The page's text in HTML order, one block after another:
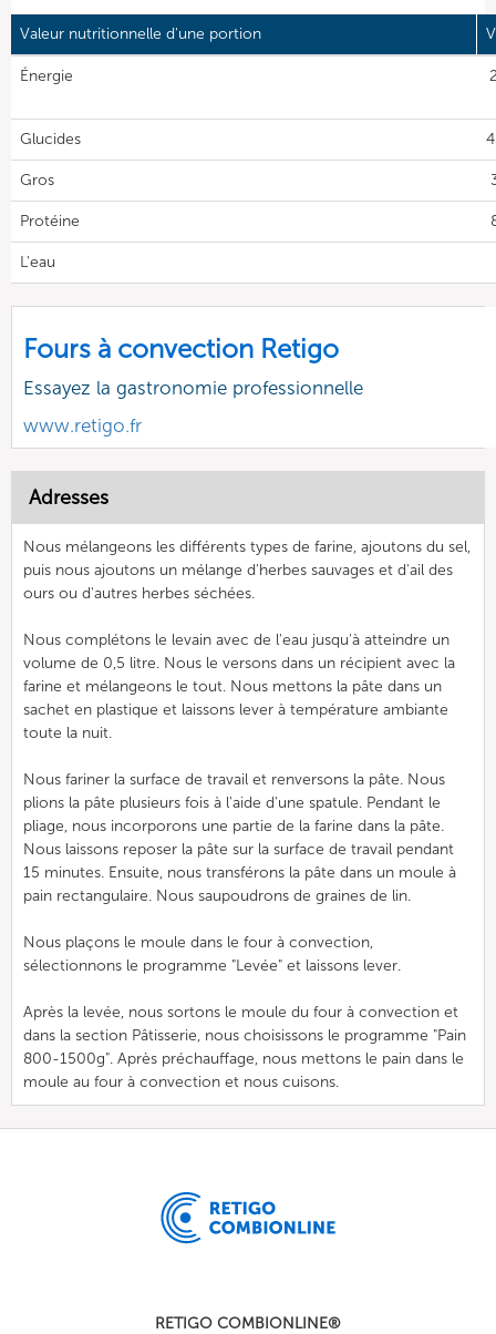
Valeur nutritionnelle d'une portion
Énergie
Glucides
Gros
Protéine
L'eau
Fours à convection Retigo
Essayez la gastronomie professionnelle
www.retigo.fr
Adresses
Nous mélangeons les différents types de farine, ajoutons du sel,
puis nous ajoutons un mélange d'herbes sauvages et d'ail des
ours ou d'autres herbes séchées.
Nous complétons le levain avec de l'eau jusqu'à atteindre un
volume de 0,5 litre. Nous le versons dans un récipient avec la
farine et mélangeons le tout. Nous mettons la pâte dans un
sachet en plastique et laissons lever à température ambiante
toute la nuit.
Nous fariner la surface de travail et renversons la pâte. Nous
plions la pâte plusieurs fois à l'aide d'une spatule. Pendant le
pliage, nous incorporons une partie de la farine dans la pâte.
Nous laissons reposer la pâte sur la surface de travail pendant
15 minutes. Ensuite, nous transférons la pâte dans un moule à
pain rectangulaire. Nous saupoudrons de graines de lin.
Nous plaçons le moule dans le four à convection,
sélectionnons le programme "Levée" et laissons lever.
Après la levée, nous sortons le moule du four à convection et
dans la section Pâtisserie, nous choisissons le programme "Pain
800-1500g". Après préchauffage, nous mettons le pain dans le
moule au four à convection et nous cuisons.
RETIGO COMBIONLINE®